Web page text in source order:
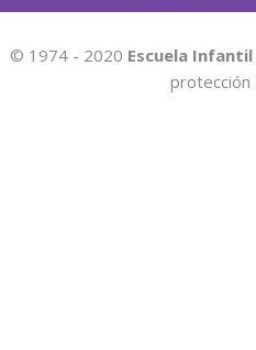
© 1974 - 2020 Escuela Infantil
protección